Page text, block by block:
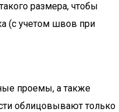
размера, чтобы
(с учетом швов при
проемы, а также
облицовывают только